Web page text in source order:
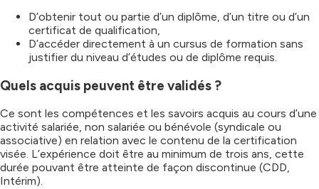
D’obtenir tout ou partie d’un diplôme, d’un titre ou d’un
certificat de qualification,
D’accéder directement à un cursus de formation sans
justifier du niveau d’études ou de diplôme requis.
Quels acquis peuvent être validés ?
Ce sont les compétences et les savoirs acquis au cours d’une
activité salariée, non salariée ou bénévole (syndicale ou
associative) en relation avec le contenu de la certification
visée. L’expérience doit être au minimum de trois ans, cette
durée pouvant être atteinte de façon discontinue (CDD,
Intérim).